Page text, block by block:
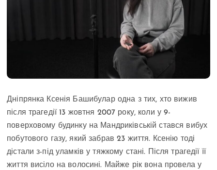
Дніпрянка Ксенія Башибулар одна з тих, хто вижив
після трагедії 13 жовтня 2007 року, коли у 9-
поверховому будинку на Мандриківській стався вибух
побутового газу, який забрав 23 життя. Ксенію тоді
дістали з-під уламків у тяжкому стані. Після трагедії її
життя висіло на волосині. Майже рік вона провела у